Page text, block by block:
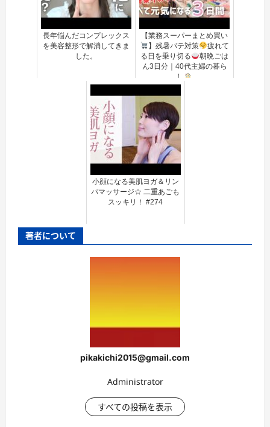
長年悩んだコンプレックス
を美容整形で解消してきま
した。
【業務スーパーまとめ買い
】残暑バテ対策
疲れて
る日を乗り切る
朝晩ごは
ん3日分｜40代主婦の暮ら
し
小顔になる美肌ヨガ＆リン
パマッサージ☆ 二重あごも
スッキリ！ #274
著者について
pikakichi2015@gmail.com
Administrator
すべての投稿を表示